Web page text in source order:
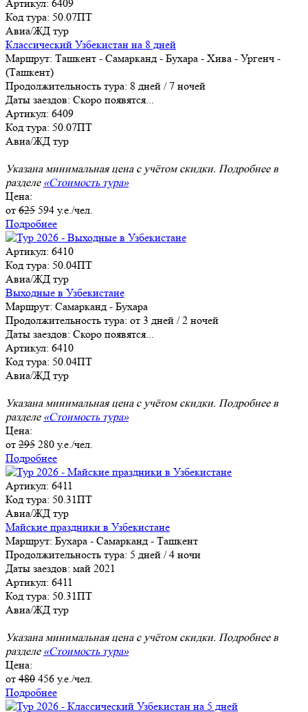
Артикул: 6409
Код тура: 50.07ПТ
Авиа/ЖД тур
Классический Узбекистан на 8 дней
Маршрут: Ташкент - Самарканд - Бухара - Хива - Ургенч -
(Ташкент)
Продолжительность тура: 8 дней / 7 ночей
Даты заездов: Скоро появятся...
Артикул: 6409
Код тура: 50.07ПТ
Авиа/ЖД тур
Указана минимальная цена с учётом скидки. Подробнее в
разделе «Стоимость тура»
Цена:
от 625 594 у.е./чел.
Подробнее
Артикул: 6410
Код тура: 50.04ПТ
Авиа/ЖД тур
Выходные в Узбекистане
Маршрут: Самарканд - Бухара
Продолжительность тура: от 3 дней / 2 ночей
Даты заездов: Скоро появятся...
Артикул: 6410
Код тура: 50.04ПТ
Авиа/ЖД тур
Указана минимальная цена с учётом скидки. Подробнее в
разделе «Стоимость тура»
Цена:
от 295 280 у.е./чел.
Подробнее
Артикул: 6411
Код тура: 50.31ПТ
Авиа/ЖД тур
Майские праздники в Узбекистане
Маршрут: Бухара - Самарканд - Ташкент
Продолжительность тура: 5 дней / 4 ночи
Даты заездов: май 2021
Артикул: 6411
Код тура: 50.31ПТ
Авиа/ЖД тур
Указана минимальная цена с учётом скидки. Подробнее в
разделе «Стоимость тура»
Цена:
от 480 456 у.е./чел.
Подробнее